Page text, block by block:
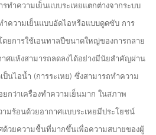
รทำความเย็นแบบระเหยแตกต่างจากระบบ
ำความเย็นแบบอัดไอหรือแบบดูดซับ การ
ดยการใช้เอนทาลปีขนาดใหญ่ของการกลาย
ศแห้งสามารถลดลงได้อย่างมีนัยสำคัญผ่าน
ป็นไอน้ำ (การระเหย) ซึ่งสามารถทำความ
กว่าเครื่องทำความเย็นมาก ในสภาพ
มร้อนด้วยอากาศแบบระเหยมีประโยชน์
ด้วยความชื้นที่มากขึ้นเพื่อความสบายของผู้